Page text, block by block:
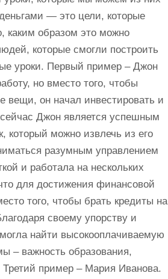
— это цели, которые
каким образом это можно
которые смогли построить
уроки. Первый пример – Джон
но вместо того, чтобы
вещи, он начал инвестировать и
Джон является успешным
который можно извлечь из его
разумным управлением
и работала на нескольких
для достижения финансовой
того, чтобы брать кредиты на
своему упорству и
найти высокооплачиваемую
– важность образования,
пример – Мария Иванова.